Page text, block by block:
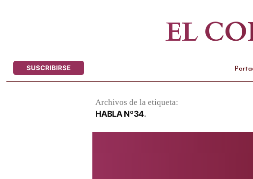
EL
SUSCRIBIRSE
Archivos de la etiqueta:
HABLA Nº34